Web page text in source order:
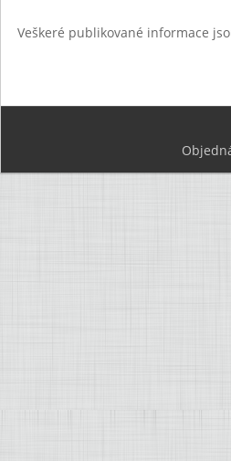
Veškeré publikované informace